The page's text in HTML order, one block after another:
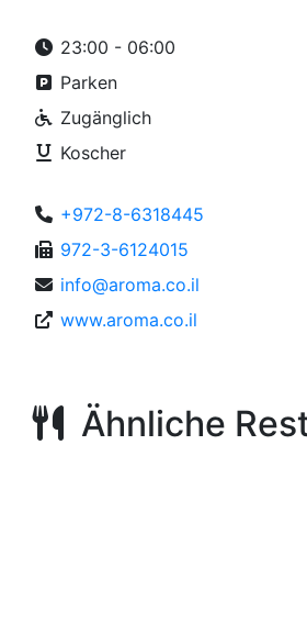
23:00 - 06:00
Parken
Zugänglich
Koscher
+972-8-6318445
972-3-6124015
info@aroma.co.il
www.aroma.co.il
Ähnliche